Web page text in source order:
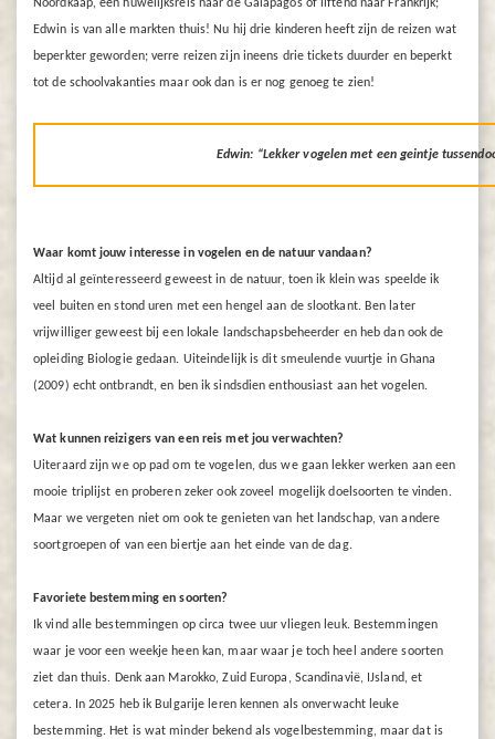
Noordkaap, een huwelijksreis naar de Galapagos of liftend naar Frankrijk;
Edwin is van alle markten thuis! Nu hij drie kinderen heeft zijn de reizen wat
beperkter geworden; verre reizen zijn ineens drie tickets duurder en beperkt
tot de schoolvakanties maar ook dan is er nog genoeg te zien!
Edwin: “Lekker vogelen met een geintje
Waar komt jouw interesse in vogelen en de natuur vandaan?
Altijd al geïnteresseerd geweest in de natuur, toen ik klein was speelde ik
veel buiten en stond uren met een hengel aan de slootkant. Ben later
vrijwilliger geweest bij een lokale landschapsbeheerder en heb dan ook de
opleiding Biologie gedaan. Uiteindelijk is dit smeulende vuurtje in Ghana
(2009) echt ontbrandt, en ben ik sindsdien enthousiast aan het vogelen.
Wat kunnen reizigers van een reis met jou verwachten?
Uiteraard zijn we op pad om te vogelen, dus we gaan lekker werken aan een
mooie triplijst en proberen zeker ook zoveel mogelijk doelsoorten te vinden.
Maar we vergeten niet om ook te genieten van het landschap, van andere
soortgroepen of van een biertje aan het einde van de dag.
Favoriete bestemming en soorten?
Ik vind alle bestemmingen op circa twee uur vliegen leuk. Bestemmingen
waar je voor een weekje heen kan, maar waar je toch heel andere soorten
ziet dan thuis. Denk aan Marokko, Zuid Europa, Scandinavië, IJsland, et
cetera. In 2025 heb ik Bulgarije leren kennen als onverwacht leuke
bestemming. Het is wat minder bekend als vogelbestemming, maar dat is